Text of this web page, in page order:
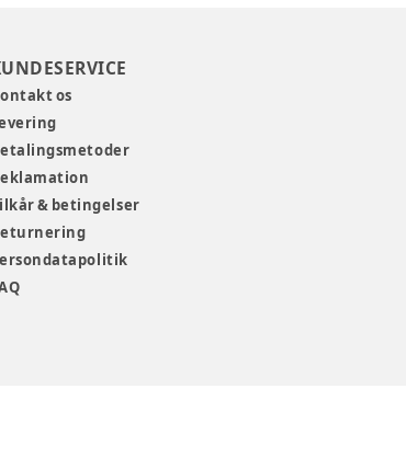
os
& betingelser